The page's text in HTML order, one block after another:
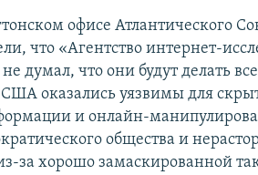
офисе Атлантического
что «Агентство интернет-
думал, что они будут делать
оказались уязвимы для
и онлайн-
общества и
за хорошо замаскированной